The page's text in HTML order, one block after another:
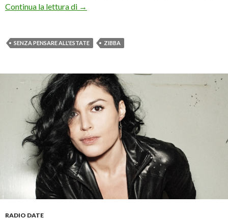
Continua la lettura di
Zibba: arriva il singolo “Senza pensare
→
SENZA PENSARE ALL'ESTATE ZIBBA
RADIO DATE